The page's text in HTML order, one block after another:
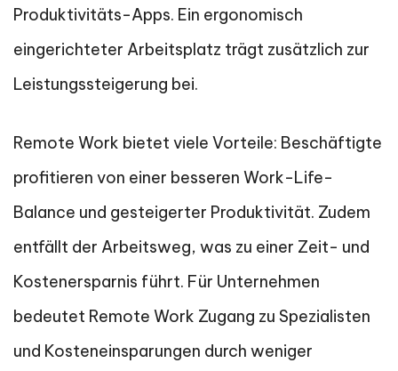
Produktivitäts-Apps. Ein ergonomisch
eingerichteter Arbeitsplatz trägt zusätzlich zur
Leistungssteigerung bei.
Remote Work bietet viele Vorteile: Beschäftigte
profitieren von einer besseren Work-Life-
Balance und gesteigerter Produktivität. Zudem
entfällt der Arbeitsweg, was zu einer Zeit- und
Kostenersparnis führt. Für Unternehmen
bedeutet Remote Work Zugang zu Spezialisten
und Kosteneinsparungen durch weniger